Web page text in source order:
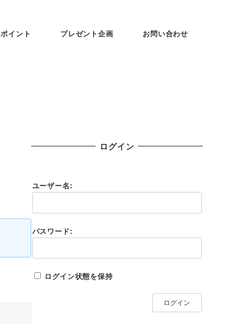
イント プレゼント企画 お問い合わせ
ログイン
ユーザー名:
パスワード:
ログイン状態を保持
ログイン